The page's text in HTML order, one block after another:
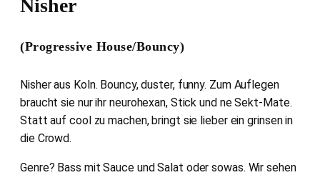
Nisher
(Progressive House/Bouncy)
Nisher aus Koln. Bouncy, duster, funny. Zum Auflegen
braucht sie nur ihr neurohexan, Stick und ne Sekt-Mate.
Statt auf cool zu machen, bringt sie lieber ein grinsen in
die Crowd.
Genre? Bass mit Sauce und Salat oder sowas. Wir sehen